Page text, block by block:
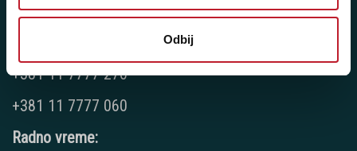
Odbij
Telefoni:
+381 11 7777 270
+381 11 7777 060
Radno vreme: